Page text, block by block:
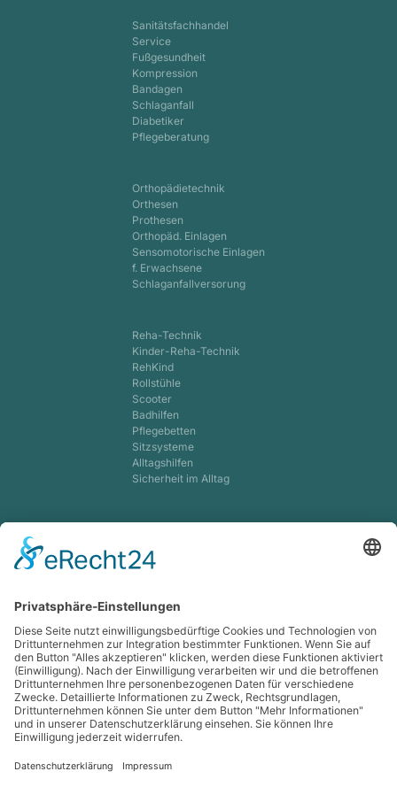
Sanitätsfachhandel
Service
Fußgesundheit
Kompression
Bandagen
Schlaganfall
Diabetiker
Pflegeberatung
Orthopädietechnik
Orthesen
Prothesen
Orthopäd. Einlagen
Sensomotorische Einlagen
f. Erwachsene
Schlaganfallversorung
Reha-Technik
Kinder-Reha-Technik
RehKind
Rollstühle
Scooter
Badhilfen
Pflegebetten
Sitzsysteme
Alltagshilfen
Sicherheit im Alltag
Korsettversorgung
Kinderspezialschuhe
Sonderbau Sitzschalen
Lagerungsschienen
Kompression
Venentherapie
Lip- & Lymphe
MAK
Strumpfanziehhilfen